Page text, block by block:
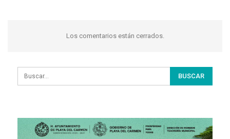
Los comentarios están cerrados.